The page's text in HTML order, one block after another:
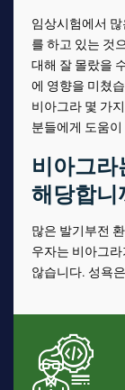
임상시험에서
를 하고 있는 것
대해 잘 몰랐을
에 영향을 미쳤
비아그라 몇 가
분들에게 도움
비아그라
해당합니
많은 발기부전
우자는 비아그
않습니다. 성욕